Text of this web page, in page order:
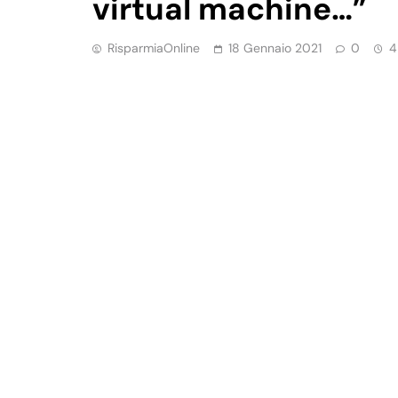
virtual machine…”
RisparmiaOnline 18 Gennaio 2021 0